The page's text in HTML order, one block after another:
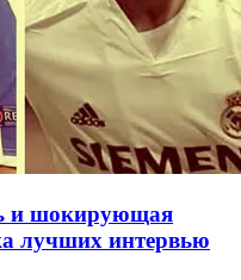
и шокирующая
лучших интервью